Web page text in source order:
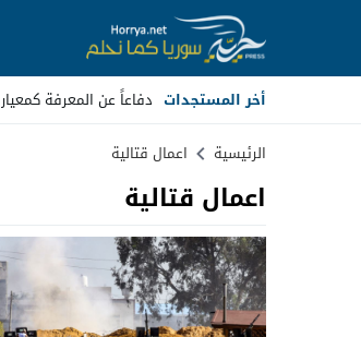
أخر المستجدات دفاعاً عن المعرفة كمعيار
Stop
Previous
Next
الرئيسية اعمال قتالية
اعمال قتالية